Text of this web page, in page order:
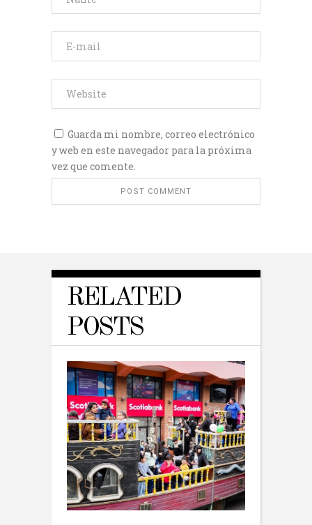
Guarda mi nombre, correo electrónico
y web en este navegador para la próxima
vez que comente.
RELATED
POSTS